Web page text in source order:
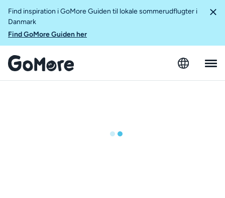
Find inspiration i GoMore Guiden til lokale sommerudflugter i
Danmark
Find GoMore Guiden her